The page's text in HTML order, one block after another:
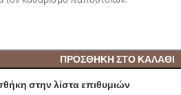
ΠΡΟΣΘΉΚΗ ΣΤΟ ΚΑΛΆΘΙ
στην λίστα επιθυμιών